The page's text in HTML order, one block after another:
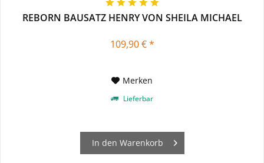
REBORN BAUSATZ HENRY VON SHEILA MICHAEL
109,90 € *
Merken
Lieferbar
In den Warenkorb